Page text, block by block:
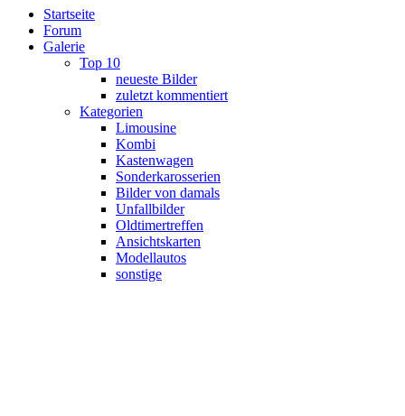
Startseite
Forum
Galerie
Top 10
neueste Bilder
zuletzt kommentiert
Kategorien
Limousine
Kombi
Kastenwagen
Sonderkarosserien
Bilder von damals
Unfallbilder
Oldtimertreffen
Ansichtskarten
Modellautos
sonstige